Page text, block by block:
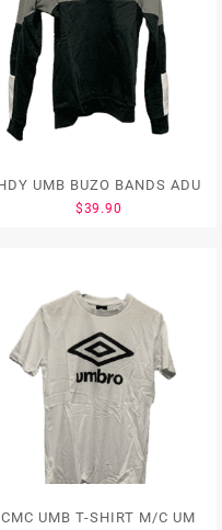
HDY UMB BUZO BANDS ADU
$39.90
CMC UMB T-SHIRT M/C UM